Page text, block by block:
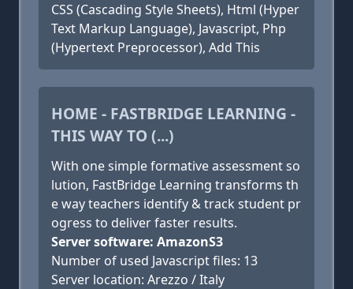
CSS (Cascading Style Sheets), Html (Hyper
Text Markup Language), Javascript, Php
(Hypertext Preprocessor), Add This
HOME - FASTBRIDGE LEARNING -
THIS WAY TO (...)
With one simple formative assessment so
lution, FastBridge Learning transforms th
e way teachers identify & track student pr
ogress to deliver faster results.
Server software: AmazonS3
Number of used Javascript files: 13
Server location: Arezzo / Italy